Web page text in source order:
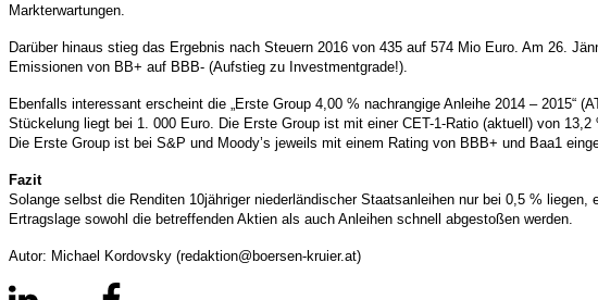
Markterwartungen.
Darüber hinaus stieg das Ergebnis nach Steuern 2016 von 435 auf 574 Mio Euro. Am 26.
Emissionen von BB+ auf BBB- (Aufstieg zu Investmentgrade!).
Ebenfalls interessant erscheint die „Erste Group 4,00 % nachrangige Anleihe 2014 –
Stückelung liegt bei 1. 000 Euro. Die Erste Group ist mit einer CET-1-Ratio (aktuell) von
Die Erste Group ist bei S&P und Moody’s jeweils mit einem Rating von BBB+ und Baa1
Fazit
Solange selbst die Renditen 10jähriger niederländischer Staatsanleihen nur bei 0,5 %
Ertragslage sowohl die betreffenden Aktien als auch Anleihen schnell abgestoßen werden.
Autor: Michael Kordovsky (redaktion@boersen-kruier.at)